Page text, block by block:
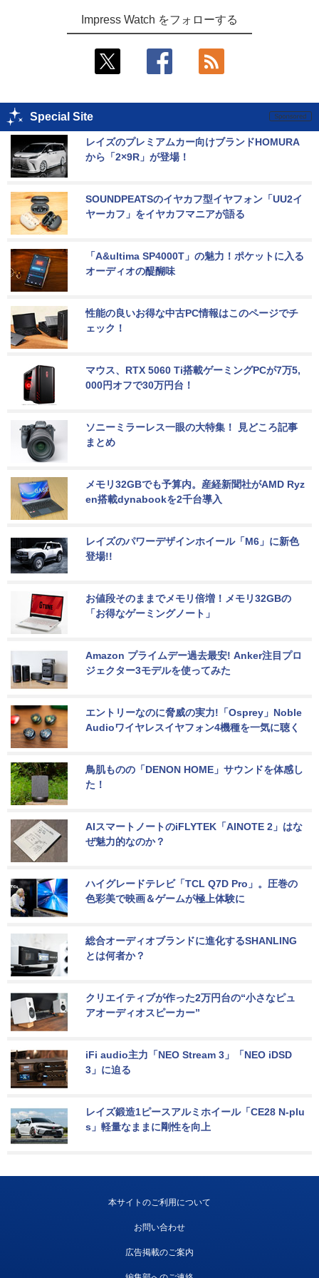
Impress Watch をフォローする
Special Site
レイズのプレミアムカー向けブランドHOMURA
から「2×9R」が登場！
SOUNDPEATSのイヤカフ型イヤフォン「UU2イ
ヤーカフ」をイヤカフマニアが語る
「A&ultima SP4000T」の魅力！ポケットに入る
オーディオの醍醐味
性能の良いお得な中古PC情報はこのページでチ
ェック！
マウス、RTX 5060 Ti搭載ゲーミングPCが7万5,
000円オフで30万円台！
ソニーミラーレス一眼の大特集！ 見どころ記事
まとめ
メモリ32GBでも予算内。産経新聞社がAMD Ryz
en搭載dynabookを2千台導入
レイズのパワーデザインホイール「M6」に新色
登場!!
お値段そのままでメモリ倍増！メモリ32GBの
「お得なゲーミングノート」
Amazon プライムデー過去最安! Anker注目プロ
ジェクター3モデルを使ってみた
エントリーなのに脅威の実力!「Osprey」Noble
Audioワイヤレスイヤフォン4機種を一気に聴く
鳥肌ものの「DENON HOME」サウンドを体感し
た！
AIスマートノートのiFLYTEK「AINOTE 2」はな
ぜ魅力的なのか？
ハイグレードテレビ「TCL Q7D Pro」。圧巻の
色彩美で映画＆ゲームが極上体験に
総合オーディオブランドに進化するSHANLING
とは何者か？
クリエイティブが作った2万円台の“小さなピュ
アオーディオスピーカー”
iFi audio主力「NEO Stream 3」「NEO iDSD
3」に迫る
レイズ鍛造1ピースアルミホイール「CE28 N-plu
s」軽量なままに剛性を向上
本サイトのご利用について
お問い合わせ
広告掲載のご案内